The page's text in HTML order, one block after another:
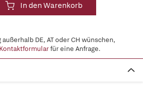
In den Warenkorb
DE, AT oder CH wünschen,
Kontaktformularfür eine Anfrage.